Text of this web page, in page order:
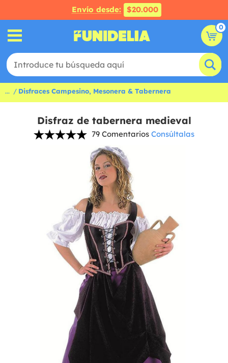
Envío desde: $20.000
0
... Disfraces Campesino, Mesonera & Tabernera
Disfraz de tabernera medieval
79 Comentarios Consúltalas